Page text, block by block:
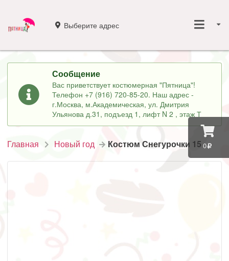
0
Выберите адрес
Сообщение
Вас приветствует костюмерная "Пятница"!
Телефон +7 (916) 720-85-20. Наш адрес -
г.Москва, м.Академическая, ул. Дмитрия
Ульянова д.31, подъезд 1, лифт N 2 , этаж Т
Главная Новый год Костюм Снегурочки 15